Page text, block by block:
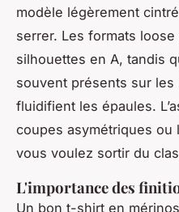
modèle légèrement
serrer. Les formats
silhouettes en A, tandis
souvent présents sur
fluidifient les épaules.
coupes asymétriques ou
vous voulez sortir du
L'importance des
Un bon t-shirt en